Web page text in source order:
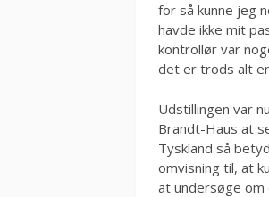
for så kunne jeg
havde ikke mit
kontrollør var
det er trods alt
Udstillingen var
Brandt-Haus at
Tyskland så
omvisning til, at
at undersøge om